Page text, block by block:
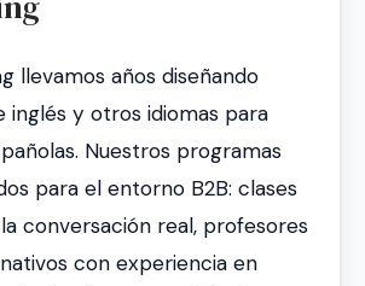
llevamos años diseñando
inglés y otros idiomas para
Nuestros programas
para el entorno B2B: clases
conversación real, profesores
con experiencia en